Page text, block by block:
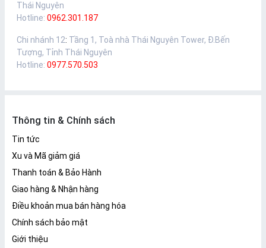
Thái Nguyên
Hotline: 0962.301.187
Chi nhánh 12: Tầng 1, Toà nhà Thái Nguyên Tower, Đ.Bến
Tượng, Tỉnh Thái Nguyên
Hotline: 0977.570.503
Thông tin & Chính sách
Tin tức
Xu và Mã giảm giá
Thanh toán & Bảo Hành
Giao hàng & Nhận hàng
Điều khoản mua bán hàng hóa
Chính sách bảo mật
Giới thiệu